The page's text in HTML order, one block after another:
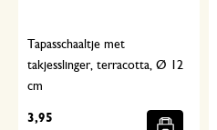
Tapasschaaltje met
takjesslinger, terracotta, Ø 12
cm
3,95